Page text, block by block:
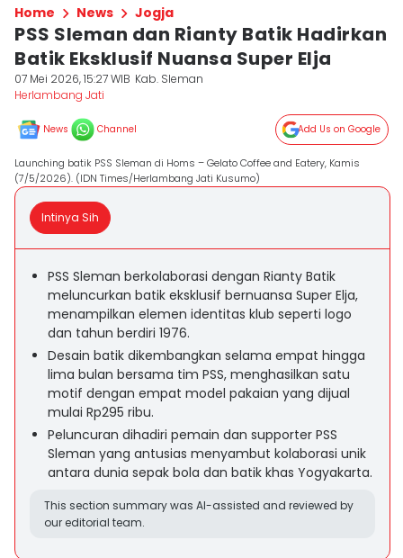
Home News Jogja
PSS Sleman dan Rianty Batik Hadirkan
Batik Eksklusif Nuansa Super Elja
07 Mei 2026, 15:27 WIB Kab. Sleman
Herlambang Jati
News Channel Add Us on Google
Launching batik PSS Sleman di Homs – Gelato Coffee and Eatery, Kamis
(7/5/2026). (IDN Times/Herlambang Jati Kusumo)
Intinya Sih
PSS Sleman berkolaborasi dengan Rianty Batik
meluncurkan batik eksklusif bernuansa Super Elja,
menampilkan elemen identitas klub seperti logo
dan tahun berdiri 1976.
Desain batik dikembangkan selama empat hingga
lima bulan bersama tim PSS, menghasilkan satu
motif dengan empat model pakaian yang dijual
mulai Rp295 ribu.
Peluncuran dihadiri pemain dan supporter PSS
Sleman yang antusias menyambut kolaborasi unik
antara dunia sepak bola dan batik khas Yogyakarta.
This section summary was AI-assisted and reviewed by
our editorial team.